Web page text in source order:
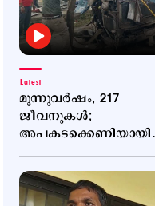
Latest
മൂന്നുവർഷം, 217
ജീവനുകൾ;
അപകടക്കെണിയായി
എക്സ്പ്രസ് ഹൈവേ